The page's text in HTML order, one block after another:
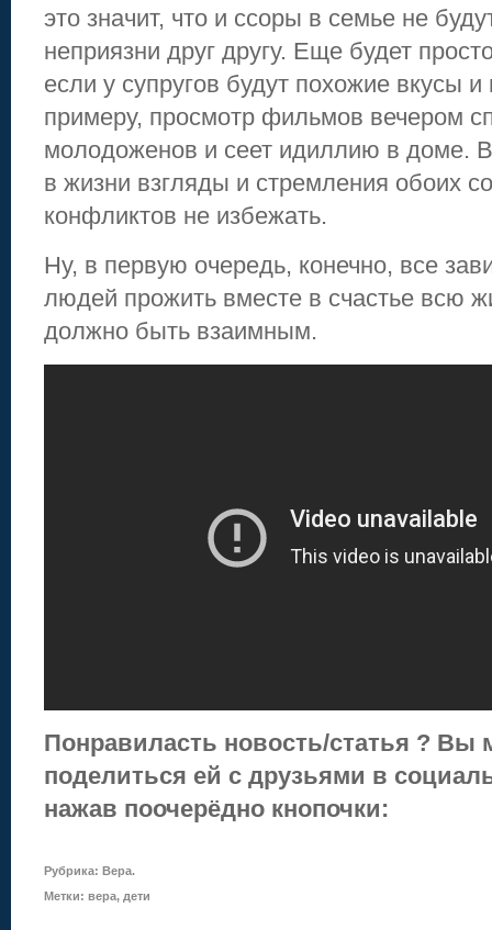
это значит, что и ссоры в семье не
неприязни друг другу. Еще будет
если у супругов будут похожие вкусы и
примеру, просмотр фильмов вечером
молодоженов и сеет идиллию в доме.
в жизни взгляды и стремления обоих
конфликтов не избежать.
Ну, в первую очередь, конечно, все
людей прожить вместе в счастье всю
должно быть взаимным.
Понравиласть новость/статья ? Вы
поделиться ей с друзьями в
нажав поочерёдно кнопочки:
Рубрика: Вера.
Метки: вера, дети